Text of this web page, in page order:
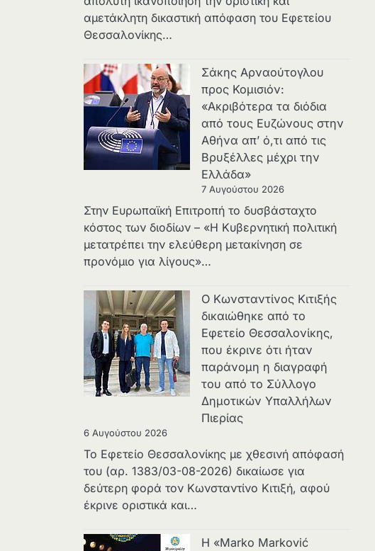
αμετάκλητη δικαστική απόφαση του Εφετείου
Θεσσαλονίκης…
Σάκης Αρναούτογλου
προς Κομισιόν:
«Ακριβότερα τα διόδια
από τους Ευζώνους στην
Αθήνα απ’ ό,τι από τις
Βρυξέλλες μέχρι την
Ελλάδα»
7 Αυγούστου 2026
Στην Ευρωπαϊκή Επιτροπή το δυσβάσταχτο
κόστος των διοδίων – «Η Κυβερνητική πολιτική
μετατρέπει την ελεύθερη μετακίνηση σε
προνόμιο για λίγους»…
Ο Κωνσταντίνος Κιτιξής
δικαιώθηκε από το
Εφετείο Θεσσαλονίκης,
που έκρινε ότι ήταν
παράνομη η διαγραφή
του από το Σύλλογο
Δημοτικών Υπαλλήλων
Πιερίας
6 Αυγούστου 2026
Το Εφετείο Θεσσαλονίκης με χθεσινή απόφασή
του (αρ. 1383/03-08-2026) δικαίωσε για
δεύτερη φορά τον Κωνσταντίνο Κιτιξή, αφού
έκρινε οριστικά και…
Η «Marko Marković